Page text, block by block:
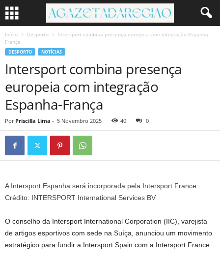
Início Desporto
Intersport combina presença europeia com integração Espanha-
França
DESPORTO NOTÍCIAS
Intersport combina presença
europeia com integração
Espanha-França
Por Priscilla Lima - 5 Novembro 2025 40 0
A Intersport Espanha será incorporada pela Intersport France.
Crédito: INTERSPORT International Services BV
O conselho da Intersport International Corporation (IIC), varejista
de artigos esportivos com sede na Suíça, anunciou um movimento
estratégico para fundir a Intersport Spain com a Intersport France.